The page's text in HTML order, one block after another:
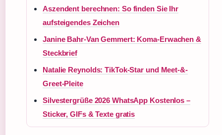
Aszendent berechnen: So finden Sie Ihr
aufsteigendes Zeichen
Janine Bahr-Van Gemmert: Koma-Erwachen &
Steckbrief
Natalie Reynolds: TikTok-Star und Meet-&-
Greet-Pleite
Silvestergrüße 2026 WhatsApp Kostenlos –
Sticker, GIFs & Texte gratis